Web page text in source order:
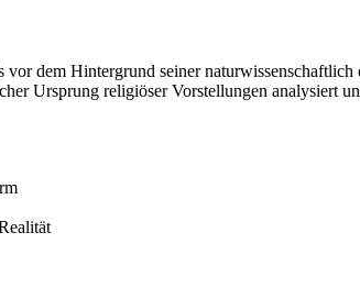
dem Hintergrund seiner
Ursprung religiöser Vorstellungen analysiert